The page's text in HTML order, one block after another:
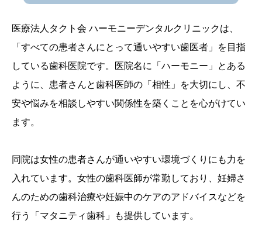
医療法人タクト会 ハーモニーデンタルクリニックは、
「すべての患者さんにとって通いやすい歯医者」を目指
している歯科医院です。医院名に「ハーモニー」とある
ように、患者さんと歯科医師の「相性」を大切にし、不
安や悩みを相談しやすい関係性を築くことを心がけてい
ます。
同院は女性の患者さんが通いやすい環境づくりにも力を
入れています。女性の歯科医師が常勤しており、妊婦さ
んのための歯科治療や妊娠中のケアのアドバイスなどを
行う「マタニティ歯科」も提供しています。